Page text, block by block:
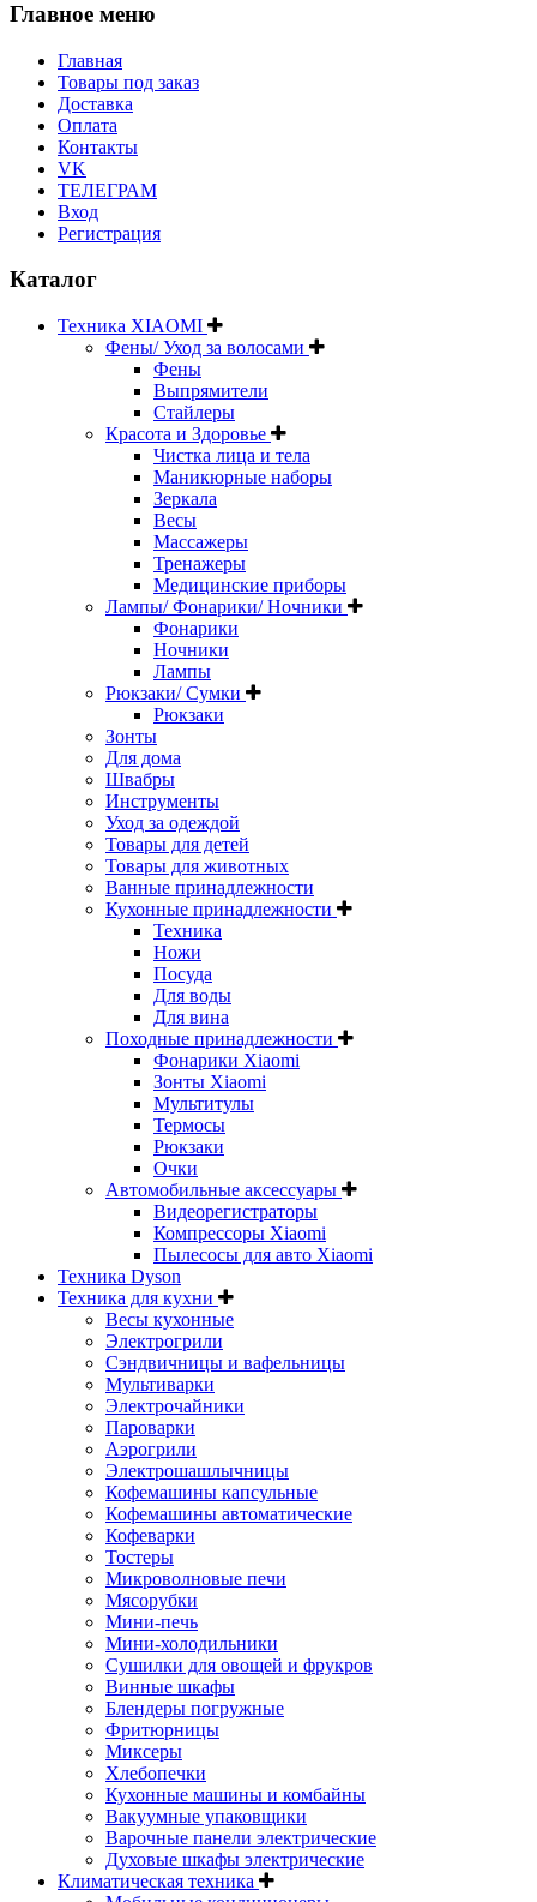
Главное меню
Главная
Товары под заказ
Доставка
Оплата
Контакты
VK
ТЕЛЕГРАМ
Вход
Регистрация
Каталог
Техника XIAOMI
Фены/ Уход за волосами
Фены
Выпрямители
Стайлеры
Красота и Здоровье
Чистка лица и тела
Маникюрные наборы
Зеркала
Весы
Массажеры
Тренажеры
Медицинские приборы
Лампы/ Фонарики/ Ночники
Фонарики
Ночники
Лампы
Рюкзаки/ Сумки
Рюкзаки
Зонты
Для дома
Швабры
Инструменты
Уход за одеждой
Товары для детей
Товары для животных
Ванные принадлежности
Кухонные принадлежности
Техника
Ножи
Посуда
Для воды
Для вина
Походные принадлежности
Фонарики Xiaomi
Зонты Xiaomi
Мультитулы
Термосы
Рюкзаки
Очки
Автомобильные аксессуары
Видеорегистраторы
Компрессоры Xiaomi
Пылесосы для авто Xiaomi
Техника Dyson
Техника для кухни
Весы кухонные
Электрогрили
Сэндвичницы и вафельницы
Мультиварки
Электрочайники
Пароварки
Аэрогрили
Электрошашлычницы
Кофемашины капсульные
Кофемашины автоматические
Кофеварки
Тостеры
Микроволновые печи
Мясорубки
Мини-печь
Мини-холодильники
Сушилки для овощей и фрукров
Винные шкафы
Блендеры погружные
Фритюрницы
Миксеры
Хлебопечки
Кухонные машины и комбайны
Вакуумные упаковщики
Варочные панели электрические
Духовые шкафы электрические
Климатическая техника